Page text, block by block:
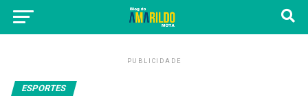
PUBLICIDADE
ESPORTES